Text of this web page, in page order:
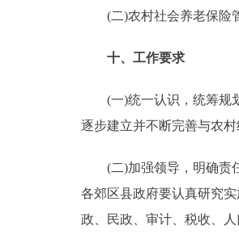
(二)农村社会养老保险管
十、工作要求
(一)统一认识，统筹规划
逐步建立并不断完善与农
(二)加强领导，明确责任
各郊区县政府要认真研究
政、民政、审计、税收、